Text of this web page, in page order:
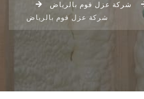
شركة عزل فوم بالرياض
شركة عزل فوم بالرياض